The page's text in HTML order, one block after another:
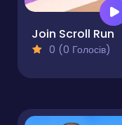
Join Scroll Run
0 (0 Голосів)